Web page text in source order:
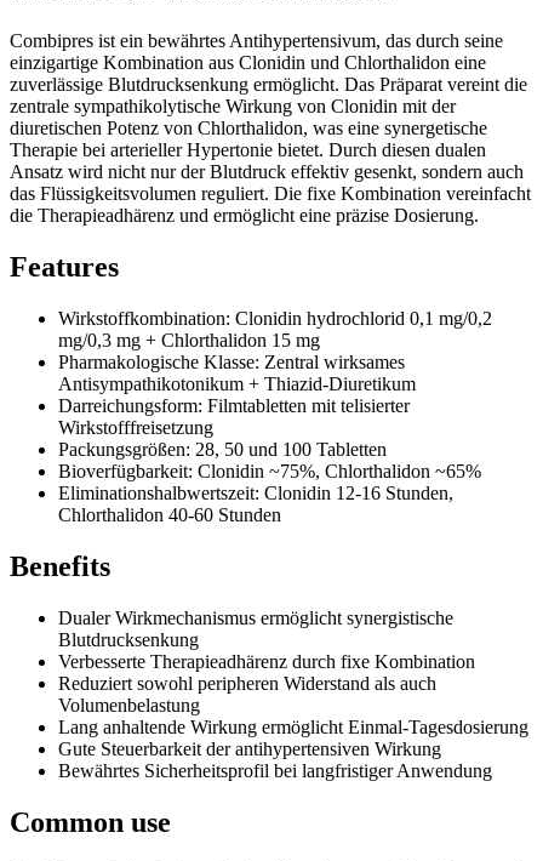
Combipres ist ein bewährtes Antihypertensivum, das durch seine
einzigartige Kombination aus Clonidin und Chlorthalidon eine
zuverlässige Blutdrucksenkung ermöglicht. Das Präparat vereint die
zentrale sympathikolytische Wirkung von Clonidin mit der
diuretischen Potenz von Chlorthalidon, was eine synergetische
Therapie bei arterieller Hypertonie bietet. Durch diesen dualen
Ansatz wird nicht nur der Blutdruck effektiv gesenkt, sondern auch
das Flüssigkeitsvolumen reguliert. Die fixe Kombination vereinfacht
die Therapieadhärenz und ermöglicht eine präzise Dosierung.
Features
Wirkstoffkombination: Clonidin hydrochlorid 0,1 mg/0,2
mg/0,3 mg + Chlorthalidon 15 mg
Pharmakologische Klasse: Zentral wirksames
Antisympathikotonikum + Thiazid-Diuretikum
Darreichungsform: Filmtabletten mit telisierter
Wirkstofffreisetzung
Packungsgrößen: 28, 50 und 100 Tabletten
Bioverfügbarkeit: Clonidin ~75%, Chlorthalidon ~65%
Eliminationshalbwertszeit: Clonidin 12-16 Stunden,
Chlorthalidon 40-60 Stunden
Benefits
Dualer Wirkmechanismus ermöglicht synergistische
Blutdrucksenkung
Verbesserte Therapieadhärenz durch fixe Kombination
Reduziert sowohl peripheren Widerstand als auch
Volumenbelastung
Lang anhaltende Wirkung ermöglicht Einmal-Tagesdosierung
Gute Steuerbarkeit der antihypertensiven Wirkung
Bewährtes Sicherheitsprofil bei langfristiger Anwendung
Common use